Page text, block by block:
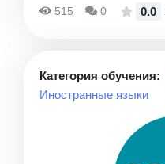
515 0 0.0
Категория обучения:
Иностранные языки